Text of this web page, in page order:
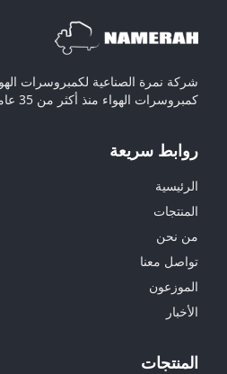
شركة نمرة الصناعية لكمبروسرات
كمبروسرات الهواء منذ أكثر من 35 عاماً.
روابط سريعة
الرئيسية
المنتجات
من نحن
تواصل معنا
الموزعون
الأخبار
المنتجات